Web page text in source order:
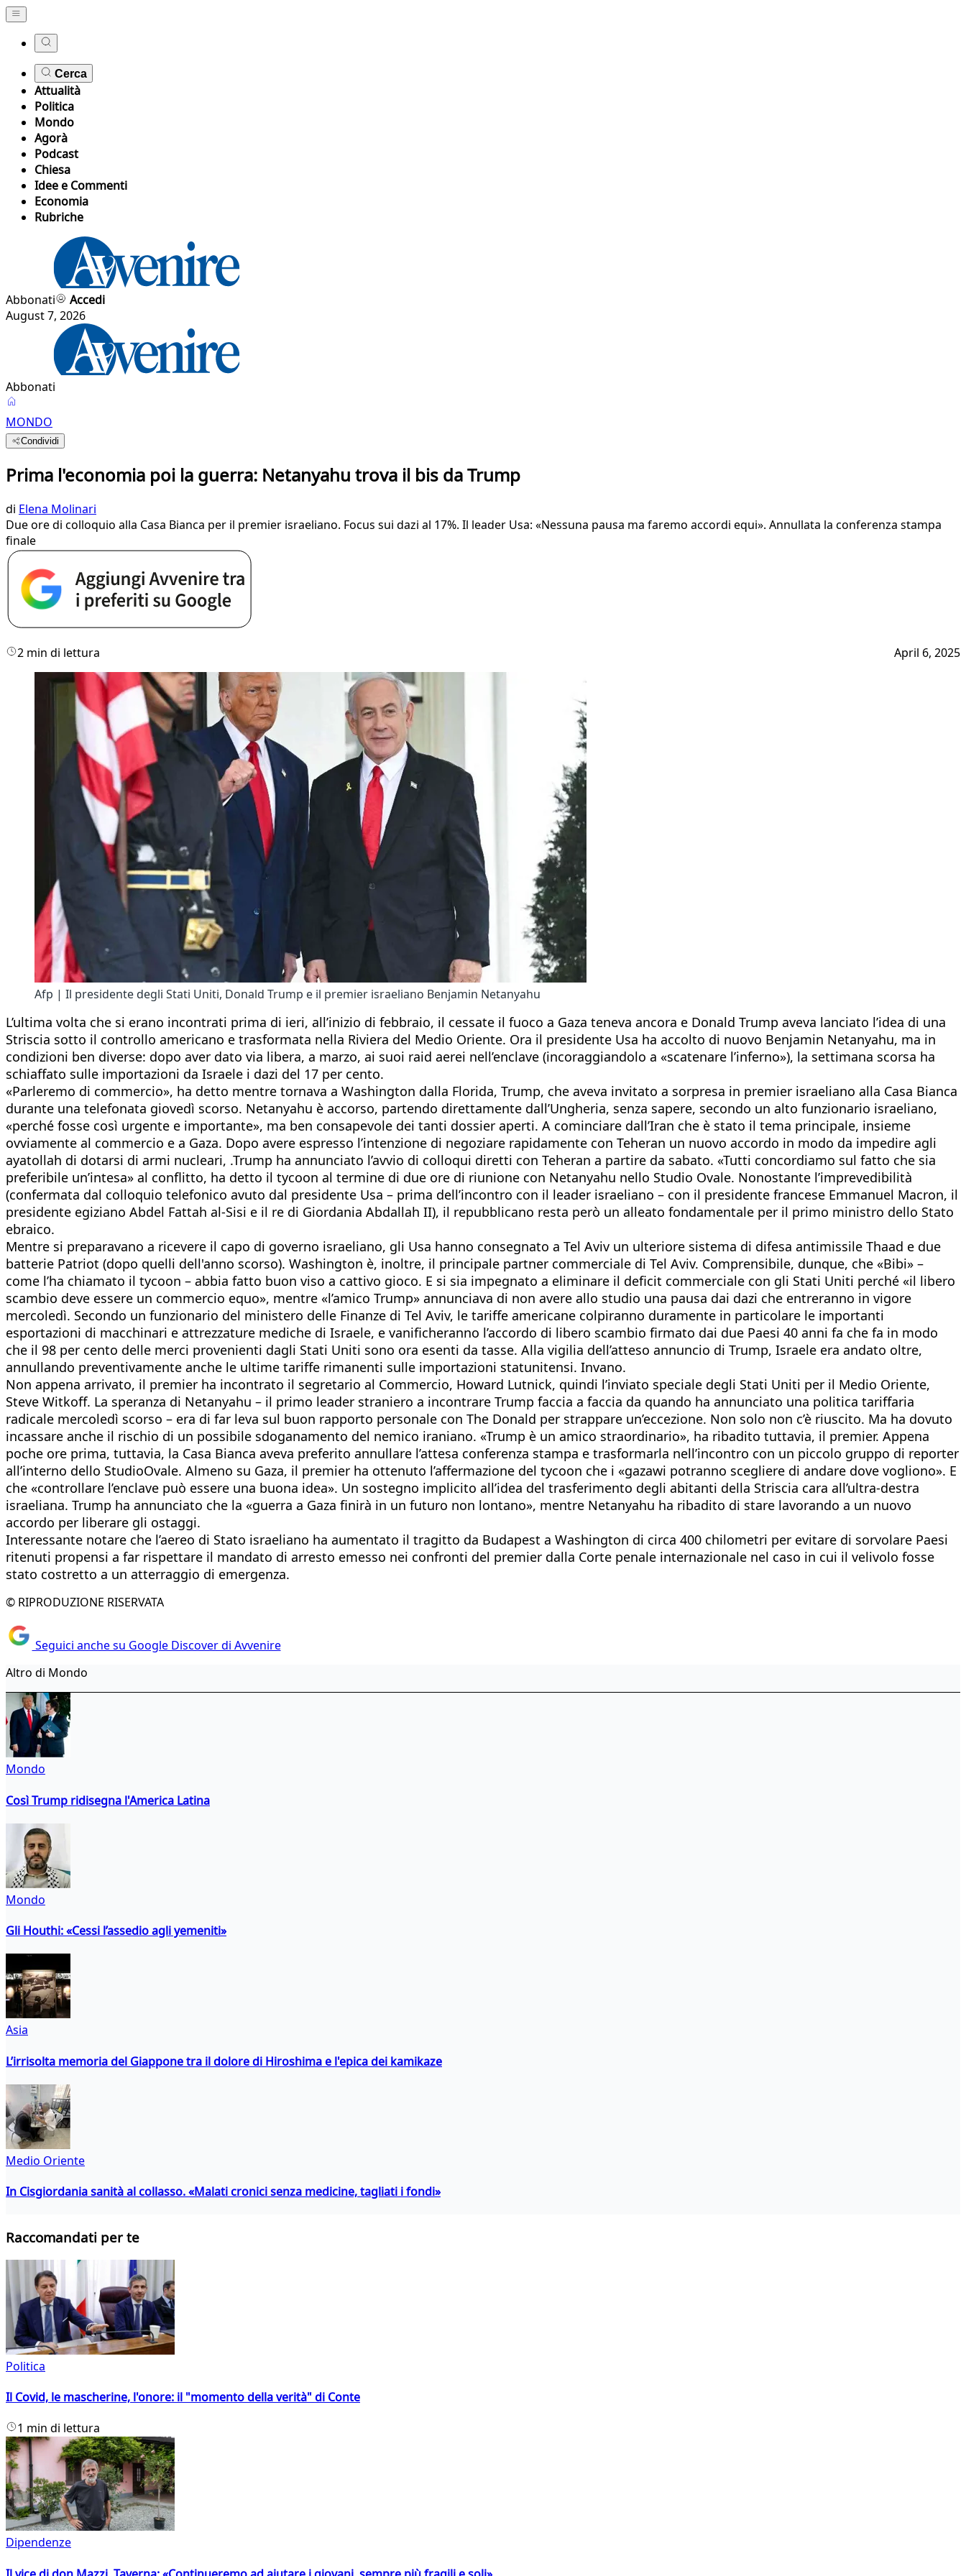
Cerca
Attualità
Politica
Mondo
Agorà
Podcast
Chiesa
Idee e Commenti
Economia
Rubriche
Abbonati
Accedi
August 7, 2026
Abbonati
MONDO
Condividi
Prima l'economia poi la guerra: Netanyahu trova il bis da Trump
di Elena Molinari
Due ore di colloquio alla Casa Bianca per il premier israeliano. Focus sui dazi al 17%. Il leader Usa: «Nessuna pausa ma faremo accordi equi». Annullata la conferenza stampa
finale
2 min di lettura April 6, 2025
Afp | Il presidente degli Stati Uniti, Donald Trump e il premier israeliano Benjamin Netanyahu
L’ultima volta che si erano incontrati prima di ieri, all’inizio di febbraio, il cessate il fuoco a Gaza teneva ancora e Donald Trump aveva lanciato l’idea di una
Striscia sotto il controllo americano e trasformata nella Riviera del Medio Oriente. Ora il presidente Usa ha accolto di nuovo Benjamin Netanyahu, ma in
condizioni ben diverse: dopo aver dato via libera, a marzo, ai suoi raid aerei nell’enclave (incoraggiandolo a «scatenare l’inferno»), la settimana scorsa ha
schiaffato sulle importazioni da Israele i dazi del 17 per cento.
«Parleremo di commercio», ha detto mentre tornava a Washington dalla Florida, Trump, che aveva invitato a sorpresa in premier israeliano alla Casa Bianca
durante una telefonata giovedì scorso. Netanyahu è accorso, partendo direttamente dall’Ungheria, senza sapere, secondo un alto funzionario israeliano,
«perché fosse così urgente e importante», ma ben consapevole dei tanti dossier aperti. A cominciare dall’Iran che è stato il tema principale, insieme
ovviamente al commercio e a Gaza. Dopo avere espresso l’intenzione di negoziare rapidamente con Teheran un nuovo accordo in modo da impedire agli
ayatollah di dotarsi di armi nucleari, .Trump ha annunciato l’avvio di colloqui diretti con Teheran a partire da sabato. «Tutti concordiamo sul fatto che sia
preferibile un’intesa» al conflitto, ha detto il tycoon al termine di due ore di riunione con Netanyahu nello Studio Ovale. Nonostante l’imprevedibilità
(confermata dal colloquio telefonico avuto dal presidente Usa – prima dell’incontro con il leader israeliano – con il presidente francese Emmanuel Macron, il
presidente egiziano Abdel Fattah al-Sisi e il re di Giordania Abdallah II), il repubblicano resta però un alleato fondamentale per il primo ministro dello Stato
ebraico.
Mentre si preparavano a ricevere il capo di governo israeliano, gli Usa hanno consegnato a Tel Aviv un ulteriore sistema di difesa antimissile Thaad e due
batterie Patriot (dopo quelli dell'anno scorso). Washington è, inoltre, il principale partner commerciale di Tel Aviv. Comprensibile, dunque, che «Bibi» –
come l’ha chiamato il tycoon – abbia fatto buon viso a cattivo gioco. E si sia impegnato a eliminare il deficit commerciale con gli Stati Uniti perché «il libero
scambio deve essere un commercio equo», mentre «l’amico Trump» annunciava di non avere allo studio una pausa dai dazi che entreranno in vigore
mercoledì. Secondo un funzionario del ministero delle Finanze di Tel Aviv, le tariffe americane colpiranno duramente in particolare le importanti
esportazioni di macchinari e attrezzature mediche di Israele, e vanificheranno l’accordo di libero scambio firmato dai due Paesi 40 anni fa che fa in modo
che il 98 per cento delle merci provenienti dagli Stati Uniti sono ora esenti da tasse. Alla vigilia dell’atteso annuncio di Trump, Israele era andato oltre,
annullando preventivamente anche le ultime tariffe rimanenti sulle importazioni statunitensi. Invano.
Non appena arrivato, il premier ha incontrato il segretario al Commercio, Howard Lutnick, quindi l’inviato speciale degli Stati Uniti per il Medio Oriente,
Steve Witkoff. La speranza di Netanyahu – il primo leader straniero a incontrare Trump faccia a faccia da quando ha annunciato una politica tariffaria
radicale mercoledì scorso – era di far leva sul buon rapporto personale con The Donald per strappare un’eccezione. Non solo non c’è riuscito. Ma ha dovuto
incassare anche il rischio di un possibile sdoganamento del nemico iraniano. «Trump è un amico straordinario», ha ribadito tuttavia, il premier. Appena
poche ore prima, tuttavia, la Casa Bianca aveva preferito annullare l’attesa conferenza stampa e trasformarla nell’incontro con un piccolo gruppo di reporter
all’interno dello StudioOvale. Almeno su Gaza, il premier ha ottenuto l’affermazione del tycoon che i «gazawi potranno scegliere di andare dove vogliono». E
che «controllare l’enclave può essere una buona idea». Un sostegno implicito all’idea del trasferimento degli abitanti della Striscia cara all’ultra-destra
israeliana. Trump ha annunciato che la «guerra a Gaza finirà in un futuro non lontano», mentre Netanyahu ha ribadito di stare lavorando a un nuovo
accordo per liberare gli ostaggi.
Interessante notare che l’aereo di Stato israeliano ha aumentato il tragitto da Budapest a Washington di circa 400 chilometri per evitare di sorvolare Paesi
ritenuti propensi a far rispettare il mandato di arresto emesso nei confronti del premier dalla Corte penale internazionale nel caso in cui il velivolo fosse
stato costretto a un atterraggio di emergenza.
© RIPRODUZIONE RISERVATA
Seguici anche su Google Discover di Avvenire
Altro di Mondo
Mondo
Così Trump ridisegna l'America Latina
Mondo
Gli Houthi: «Cessi l’assedio agli yemeniti»
Asia
L’irrisolta memoria del Giappone tra il dolore di Hiroshima e l'epica dei kamikaze
Medio Oriente
In Cisgiordania sanità al collasso. «Malati cronici senza medicine, tagliati i fondi»
Raccomandati per te
Politica
Il Covid, le mascherine, l'onore: il "momento della verità" di Conte
1 min di lettura
Dipendenze